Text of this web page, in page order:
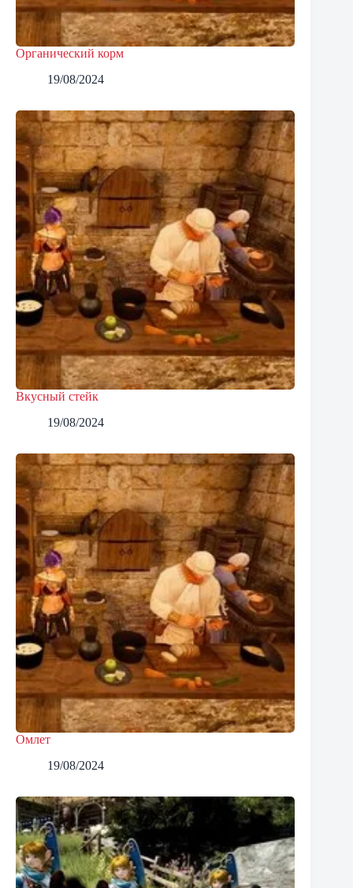
Органический корм
19/08/2024
Вкусный стейк
19/08/2024
Омлет
19/08/2024